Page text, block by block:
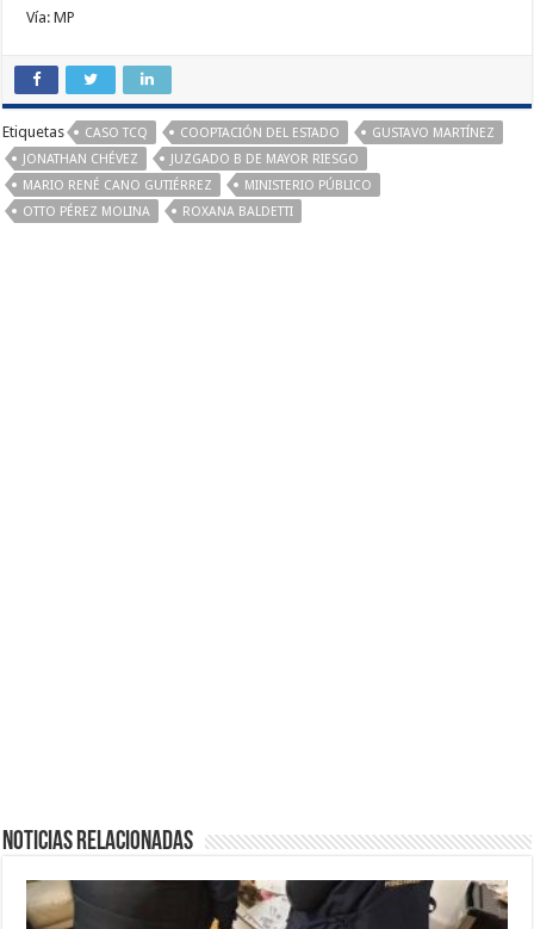
Vía: MP
Etiquetas CASO TCQ COOPTACIÓN DEL ESTADO
GUSTAVO MARTÍNEZ
JONATHAN CHÉVEZ
JUZGADO B DE MAYOR RIESGO
MARIO RENÉ CANO GUTIÉRREZ
MINISTERIO PÚBLICO
OTTO PÉREZ MOLINA
ROXANA BALDETTI
Noticias Relacionadas